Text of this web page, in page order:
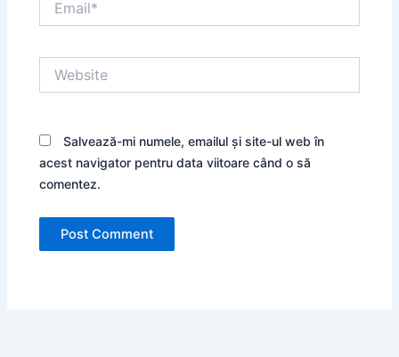
Salvează-mi numele, emailul și site-ul web în
acest navigator pentru data viitoare când o să
comentez.